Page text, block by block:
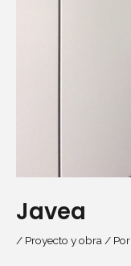
Javea
/ Proyecto y obra/ Por